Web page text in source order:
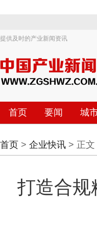
提供及时的产业新闻资讯
首页 要闻 城
首页 > 企业快讯 > 正文
打造合规